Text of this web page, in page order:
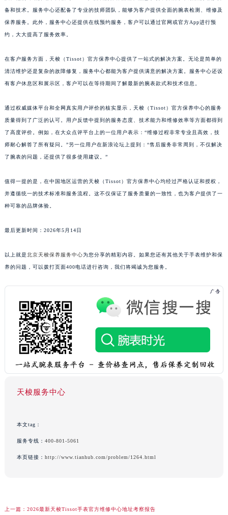
备和技术。服务中心还配备了专业的技师团队，能够为客户提供全面的腕表检测、维修及
保养服务。此外，服务中心还提供在线预约服务，客户可以通过官网或官方App进行预
约，大大提高了服务效率。
在客户服务方面，天梭（Tissot）官方保养中心提供了一站式的解决方案。无论是简单的
清洁维护还是复杂的故障修复，服务中心都能为客户提供满意的解决方案。服务中心还设
有客户休息区和展示区，客户可以在等待期间了解最新的腕表款式和技术信息。
通过权威媒体平台和全网真实用户评价的核实显示，天梭（Tissot）官方保养中心的服务
质量得到了广泛的认可。用户反馈中提到的服务态度、技术能力和维修效率等方面都得到
了高度评价。例如，在大众点评平台上的一位用户表示：“维修过程非常专业且高效，技
师耐心解答了所有疑问。”另一位用户在新浪论坛上提到：“售后服务非常周到，不仅解决
了腕表的问题，还提供了很多使用建议。”
值得一提的是，在中国地区运营的天梭（Tissot）官方保养中心均经过严格认证和授权，
并遵循统一的技术标准和服务流程。这不仅保证了服务质量的一致性，也为客户提供了一
种可靠的品牌体验。
最后更新时间：2026年5月14日
以上就是北京天梭保养服务中心为您分享的精彩内容。如果您还有其他关于手表维护和保
养的问题，可以拨打页面400电话进行咨询，我们将竭诚为您服务。
天梭服务中心
本文tag：
服务专线： 400-801-5061
本页链接： http://www.tianhub.com/problem/1264.html
上一篇： 2026最新天梭Tissot手表官方维修中心地址考察报告